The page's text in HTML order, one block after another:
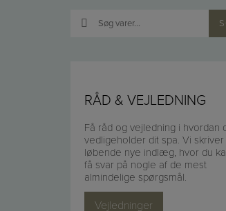
RÅD & VEJLEDNING
Få råd og vejledning i hvordan
vedligeholder dit spa. Vi skriver
løbende nye indlæg, hvor du
få svar på nogle af de mest
almindelige spørgsmål.
Vejledninger